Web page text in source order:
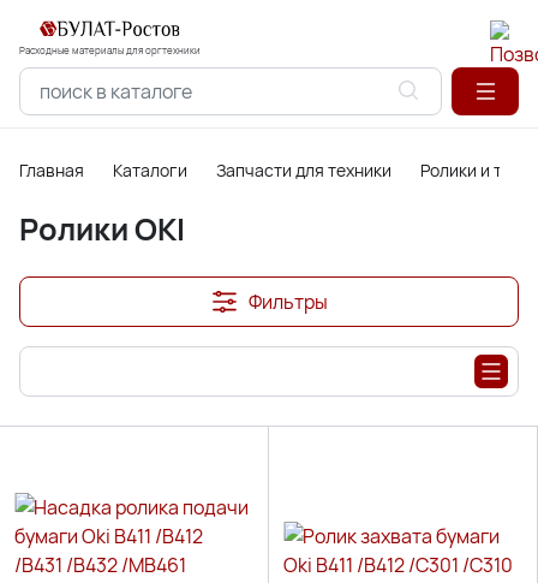
Расходные материалы для оргтехники
Главная Каталоги Запчасти для техники Ролики и
Ролики OKI
Фильтры